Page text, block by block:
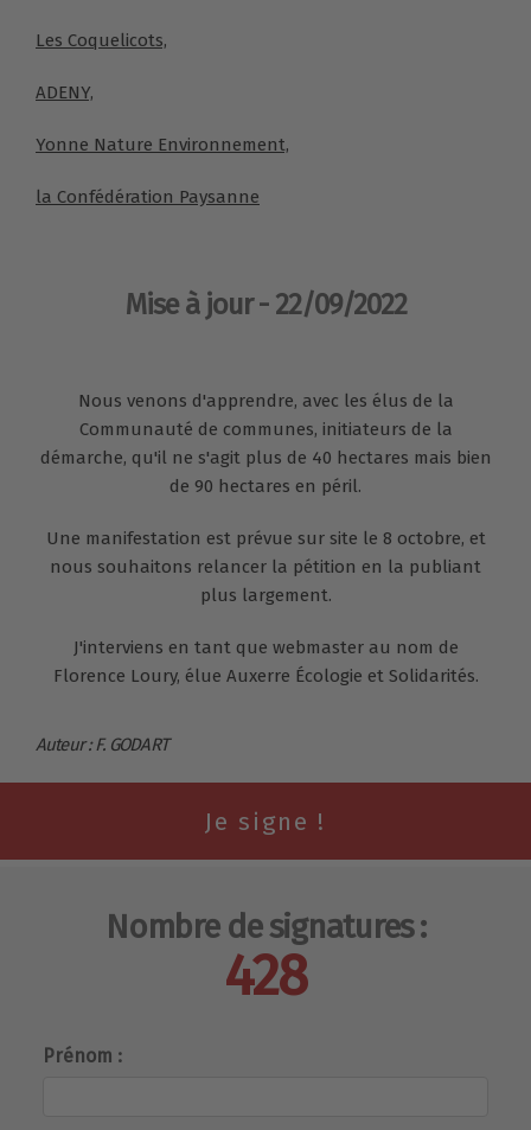
Les Coquelicots,
ADENY,
Yonne Nature Environnement,
la Confédération Paysanne
Mise à jour - 22/09/2022
Nous venons d'apprendre, avec les élus de la
Communauté de communes, initiateurs de la
démarche, qu'il ne s'agit plus de 40 hectares mais bien
de 90 hectares en péril.
Une manifestation est prévue sur site le 8 octobre, et
nous souhaitons relancer la pétition en la publiant
plus largement.
J'interviens en tant que webmaster au nom de
Florence Loury, élue Auxerre Écologie et Solidarités.
Auteur : F. GODART
Nombre de signatures :
428
Prénom :